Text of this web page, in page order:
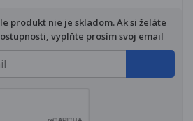
produkt nie je skladom. Ak si želáte
vyplňte prosím svoj email